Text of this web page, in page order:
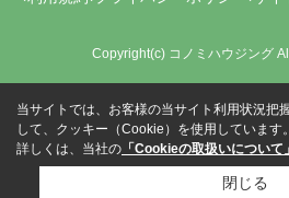
Copyright(c) コノミハウジング
当サイトでは、お客様の当サイト利用状況把
して、クッキー（Cookie）を使用しています。
詳しくは、当社の 「Cookieの取扱いについて」
閉じる